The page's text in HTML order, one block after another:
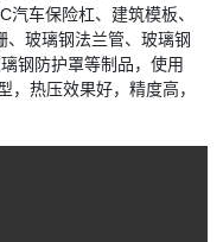
车保险杠、建筑模板、
玻璃钢法兰管、玻璃钢
钢防护罩等制品，使用
，热压效果好，精度高，